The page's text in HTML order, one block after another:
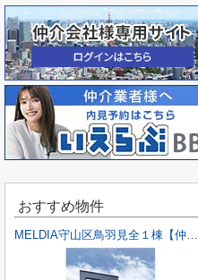
おすすめ物件
MELDIA守山区鳥羽見全１棟【仲介手数料無料 鳥羽見小】